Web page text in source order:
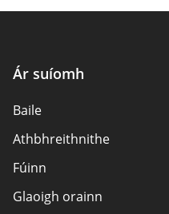
Ár suíomh
Baile
Athbhreithnithe
Fúinn
Glaoigh orainn